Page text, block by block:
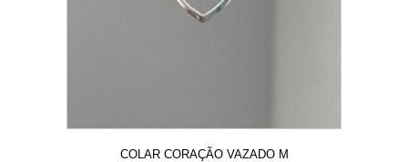
COLAR CORAÇÃO VAZADO M